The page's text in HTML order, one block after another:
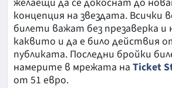
концепция на звездата. Всички
билети важат без презаверка
каквито и да е било действия
публиката. Последни бройки
намерите в мрежата на Ticket
от 51 евро.